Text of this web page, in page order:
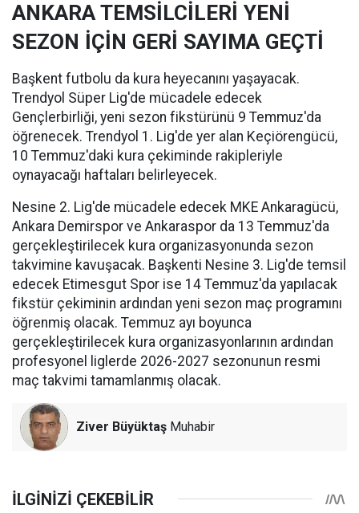
ANKARA TEMSİLCİLERİ YENİ
SEZON İÇİN GERİ SAYIMA GEÇTİ
Başkent futbolu da kura heyecanını yaşayacak.
Trendyol Süper Lig'de mücadele edecek
Gençlerbirliği, yeni sezon fikstürünü 9 Temmuz'da
öğrenecek. Trendyol 1. Lig'de yer alan Keçiörengücü,
10 Temmuz'daki kura çekiminde rakipleriyle
oynayacağı haftaları belirleyecek.
Nesine 2. Lig'de mücadele edecek MKE Ankaragücü,
Ankara Demirspor ve Ankaraspor da 13 Temmuz'da
gerçekleştirilecek kura organizasyonunda sezon
takvimine kavuşacak. Başkenti Nesine 3. Lig'de temsil
edecek Etimesgut Spor ise 14 Temmuz'da yapılacak
fikstür çekiminin ardından yeni sezon maç programını
öğrenmiş olacak. Temmuz ayı boyunca
gerçekleştirilecek kura organizasyonlarının ardından
profesyonel liglerde 2026-2027 sezonunun resmi
maç takvimi tamamlanmış olacak.
Ziver Büyüktaş Muhabir